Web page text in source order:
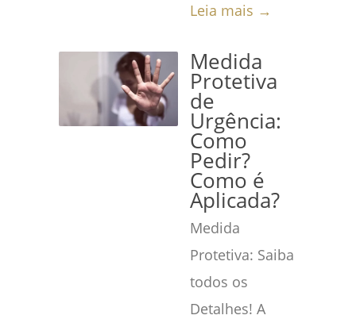
Leia mais →
Medida
Protetiva
de
Urgência:
Como
Pedir?
Como é
Aplicada?
Medida
Protetiva: Saiba
todos os
Detalhes! A